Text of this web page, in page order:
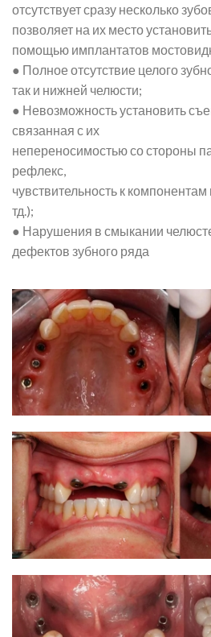
отсутствует сразу несколько
позволяет на их место
помощью имплантатов
● Полное отсутствие целого
так и нижней челюсти;
● Невозможность установить
связанная с их
непереносимостью со стороны
рефлекс,
чувствительность к компонентам
тд.);
● Нарушения в смыкании
дефектов зубного ряда